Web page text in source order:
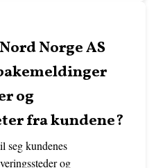
Norge AS
og
fra kundene?
seg kundenes
og